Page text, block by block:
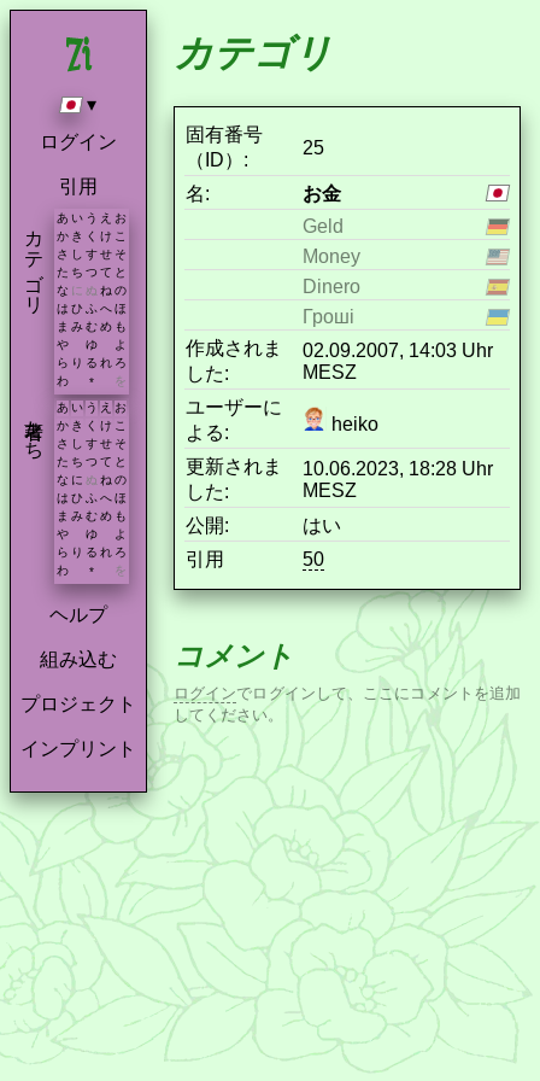
▾
ログイン
引用
カテゴリ あ い う え お
か き く け こ
さ し す せ そ
た ち つ て と
な に ぬ ね の
は ひ ふ へ ほ
ま み む め も
や
ゆ
よ
ら り る れ ろ
わ
* を
著者たち あ い う え お
か き く け こ
さ
し す せ そ
た ち つ て と
な に ぬ ね の
は ひ ふ へ ほ
ま み む め も
や
ゆ
よ
ら り る れ ろ
わ
* を
ヘルプ
組み込む
プロジェクト
インプリント
カテゴリ
固有番号
（ID）:
25
名:
お金
Geld
Money
Dinero
Гроші
作成されま
した:
02.09.2007, 14:03 Uhr
MESZ
ユーザーに
よる:
heiko
更新されま
した:
10.06.2023, 18:28 Uhr
MESZ
公開:
はい
引用
50
コメント
ログインでログインして、ここにコメントを追加
してください。